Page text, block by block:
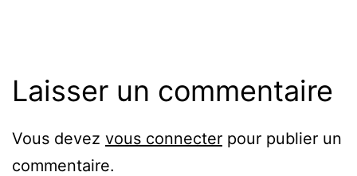
Laisser un commentaire
Vous devez vous connecter pour publier un
commentaire.